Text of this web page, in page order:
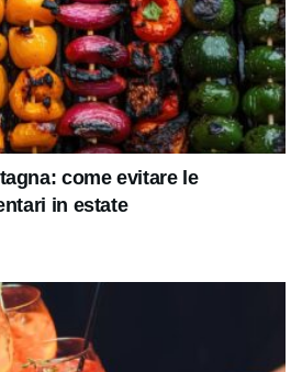
come evitare le
in estate